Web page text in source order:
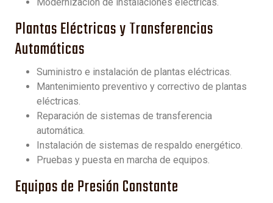
Plantas Eléctricas y Transferencias
Automáticas
Suministro e instalación de plantas eléctricas.
Mantenimiento preventivo y correctivo de plantas
eléctricas.
Reparación de sistemas de transferencia
automática.
Instalación de sistemas de respaldo energético.
Pruebas y puesta en marcha de equipos.
Equipos de Presión Constante